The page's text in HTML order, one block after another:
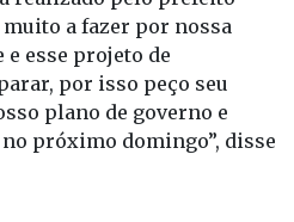
governo que apresenta
áreas, dando
realizado pelo prefeito
a fazer por nossa
e esse projeto de
por isso peço seu